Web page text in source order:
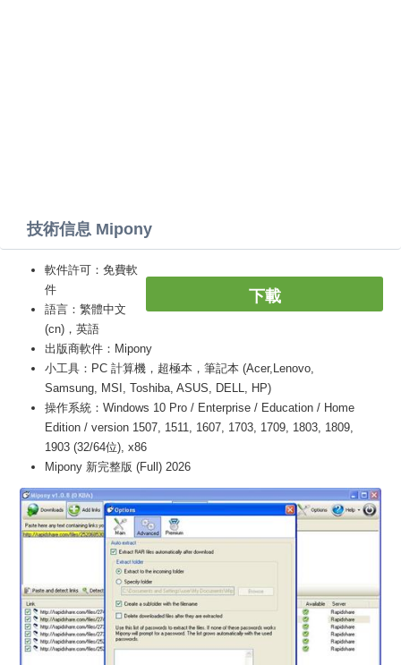
技術信息 Mipony
下載
軟件許可：免費軟
件
語言：繁體中文
(cn)，英語
出版商軟件：Mipony
小工具：PC 計算機，超極本，筆記本 (Acer,Lenovo,
Samsung, MSI, Toshiba, ASUS, DELL, HP)
操作系統：Windows 10 Pro / Enterprise / Education / Home
Edition / version 1507, 1511, 1607, 1703, 1709, 1803, 1809,
1903 (32/64位), x86
Mipony 新完整版 (Full) 2026